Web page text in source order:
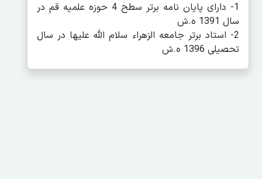
1- دارای پایان نامه برتر سطح 4 حوزه علمیه قم در
سال 1391 ه.ش
2- استاد برتر جامعه الزهراء سلام الله علیها در سال
تحصیلی 1396 ه.ش